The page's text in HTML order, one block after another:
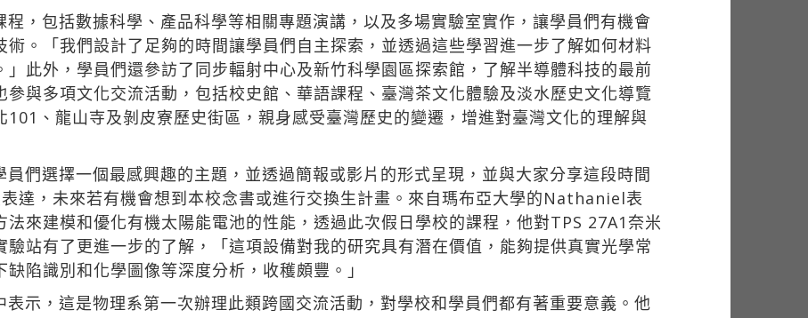
，包括數據科學、產品科學等相關專題演講，以及多場實驗室實作，讓學員們有機會
。「我們設計了足夠的時間讓學員們自主探索，並透過這些學習進一步了解如何材料
此外，學員們還參訪了同步輻射中心及新竹科學園區探索館，了解半導體科技的最前
與多項文化交流活動，包括校史館、華語課程、臺灣茶文化體驗及淡水歷史文化導覽
、龍山寺及剝皮寮歷史街區，親身感受臺灣歷史的變遷，增進對臺灣文化的理解與
們選擇一個最感興趣的主題，並透過簡報或影片的形式呈現，並與大家分享這段時間
達，未來若有機會想到本校念書或進行交換生計畫。來自瑪布亞大學的Nathaniel表
來建模和優化有機太陽能電池的性能，透過此次假日學校的課程，他對TPS 27A1奈米
站有了更進一步的了解，「這項設備對我的研究具有潛在價值，能夠提供真實光學常
陷識別和化學圖像等深度分析，收穫頗豐。」
示，這是物理系第一次辦理此類跨國交流活動，對學校和學員們都有著重要意義。他